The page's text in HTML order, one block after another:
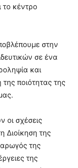
το κέντρο
στην
σε ένα
και
ποιότητας της
οι σχέσεις
Διοίκηση της
αρωγός της
της